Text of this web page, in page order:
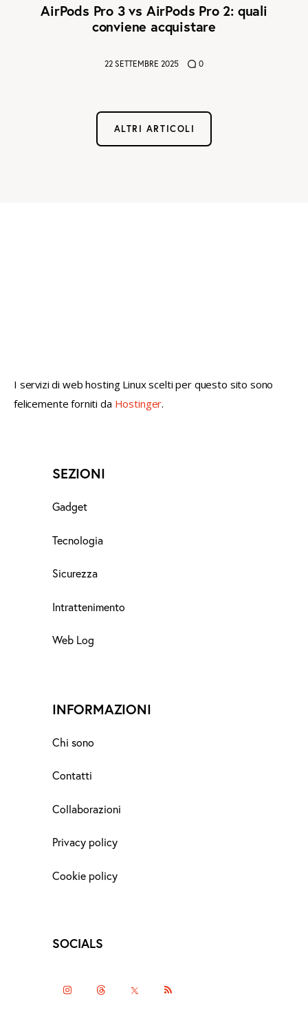
AirPods Pro 3 vs AirPods Pro 2: quali
conviene acquistare
22 SETTEMBRE 2025 0
ALTRI ARTICOLI
I servizi di web hosting Linux scelti per questo sito sono
felicemente forniti da Hostinger.
SEZIONI
Gadget
Tecnologia
Sicurezza
Intrattenimento
Web Log
INFORMAZIONI
Chi sono
Contatti
Collaborazioni
Privacy policy
Cookie policy
SOCIALS
instagrammthreads twitter- rss